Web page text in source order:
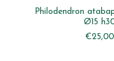
Philodendron
Ø15
€25,00